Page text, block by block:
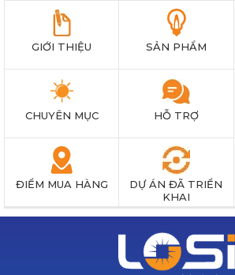
GIỚI THIỆU SẢN PHẨM
CHUYÊN MỤC HỖ TRỢ
ĐIỂM MUA HÀNG
DỰ ÁN ĐÃ TRIỂN
KHAI